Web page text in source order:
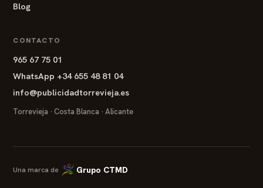
Blog
CONTACTO
965 67 75 01
WhatsApp +34 655 48 81 04
info@publicidadtorrevieja.es
Torrevieja · Costa Blanca · Alicante
Una marca de Grupo CTMD